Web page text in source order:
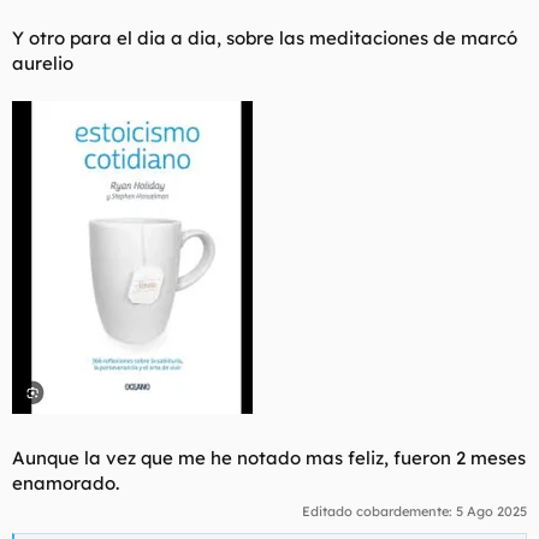
Y otro para el dia a dia, sobre las meditaciones de marcó
aurelio
Aunque la vez que me he notado mas feliz, fueron 2 meses
enamorado.
Editado cobardemente: 5 Ago 2025